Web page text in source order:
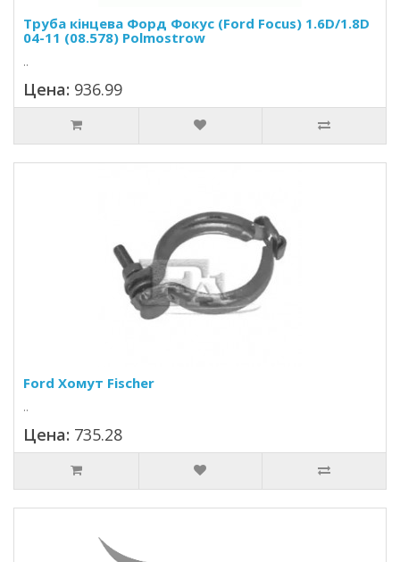
Труба кінцева Форд Фокус (Ford Focus) 1.6D/1.8D
04-11 (08.578) Polmostrow
..
Цена: 936.99
Ford Хомут Fischer
..
Цена: 735.28